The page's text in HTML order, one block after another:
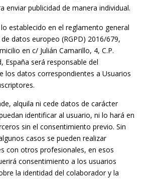
enviar publicidad de manera individual.
establecido en el reglamento general
datos europeo (RGPD) 2016/679,
en c/ Julián Camarillo, 4, C.P.
España será responsable del
los datos correspondientes a Usuarios
alquila ni cede datos de carácter
identificar al usuario, ni lo hará en
sin el consentimiento previo. Sin
casos se pueden realizar
con otros profesionales, en esos
consentimiento a los usuarios
la identidad del colaborador y la